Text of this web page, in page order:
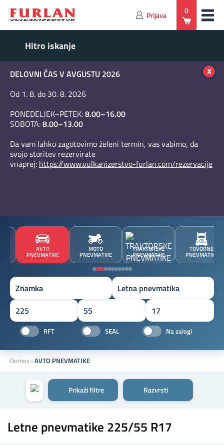
Prijava 0
DELOVNI ČAS V AVGUSTU 2026
Od 1. 8. do 30. 8. 2026
PONEDELJEK–PETEK:8.00–16.00
SOBOTA:8.00–13.00
Da vam lahko zagotovimo želeni termin, vas vabimo, da
svojo storitev rezervirate
vnaprej: https://www.vulkanizerstvo-furlan.com/rezervacije
x
AVTO
PNEVMATIKE
MOTO
PNEVMATIKE
TRAKTORSKE
PNEVMATIKE
TOVORNE
PNEVMATIKE
Znamka
RFT SEAL Na zalogi
Domov ›AVTO PNEVMATIKE
Prikaži filtre Razvrsti
Letne pnevmatike 225/55 R17